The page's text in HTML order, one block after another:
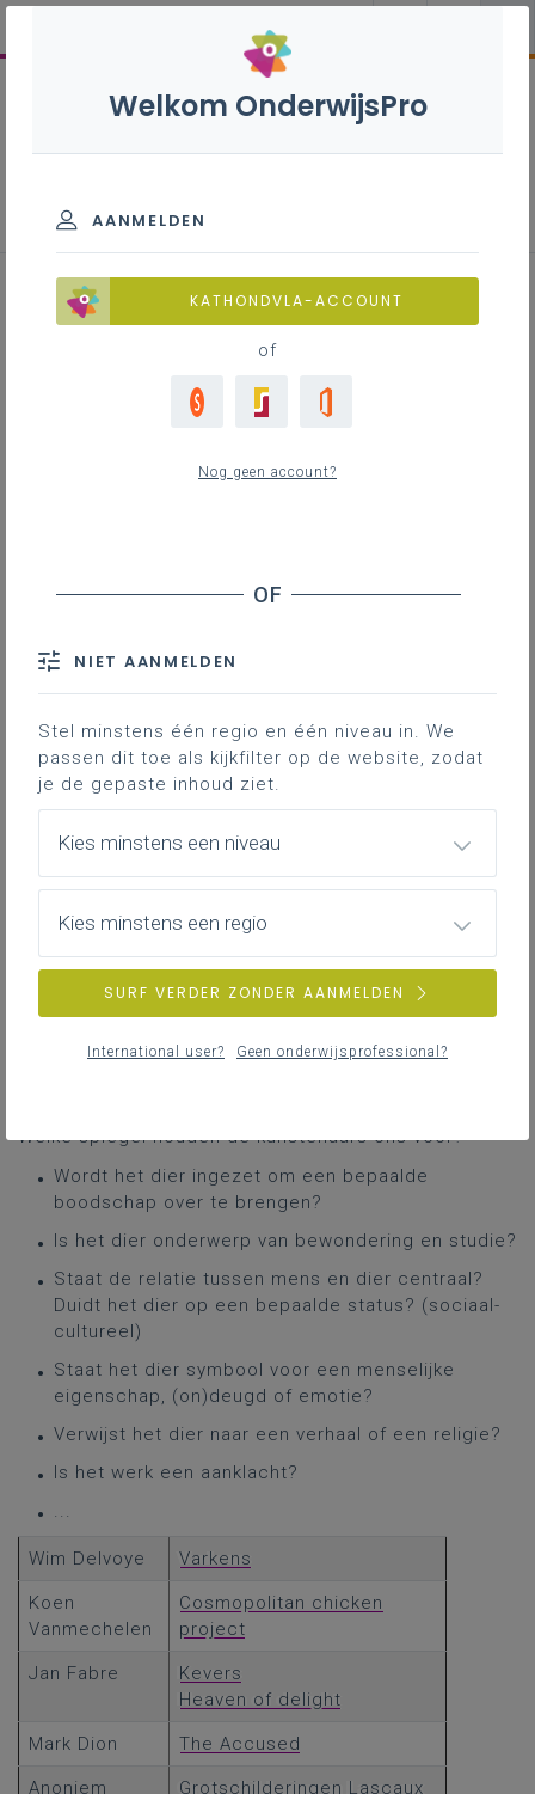
Lesidee Bonte beestenboel
soorten, te land, ter zee en in de lucht.
Choreografen, componisten en beeldend
kunstenaars zoeken vaak inspiratie in het
dierenrijk. Neem jij je leerlingen mee op
pad doorheen dit rijk?
Gekoppelde leerplannen
BEELD
Beschouwen
De leerlingen plaatsen de werken in tijd en ruimte en
Welke spiegel houden de kunstenaars ons voor?
Wordt het dier ingezet om een bepaalde
boodschap over te brengen?
Is het dier onderwerp van bewondering en studie?
Staat de relatie tussen mens en dier centraal?
Duidt het dier op een bepaalde status? (sociaal-
cultureel)
Staat het dier symbool voor een menselijke
eigenschap, (on)deugd of emotie?
Verwijst het dier naar een verhaal of een religie?
Is het werk een aanklacht?
...
Wim Delvoye Varkens
Koen
Vanmechelen
Cosmopolitan chicken
project
Jan Fabre
Kevers
Heaven of delight
Mark Dion The Accused
Anoniem Grotschilderingen Lascaux
Welkom OnderwijsPro
AANMELDEN
KATHONDVLA-ACCOUNT
of
Nog geen account?
NIET AANMELDEN
Stel minstens één regio en één niveau in. We
passen dit toe als kijkfilter op de website, zodat
je de gepaste inhoud ziet.
Kies minstens een niveau
Kies minstens een regio
SURF VERDER ZONDER AANMELDEN
International user? Geen onderwijsprofessional?